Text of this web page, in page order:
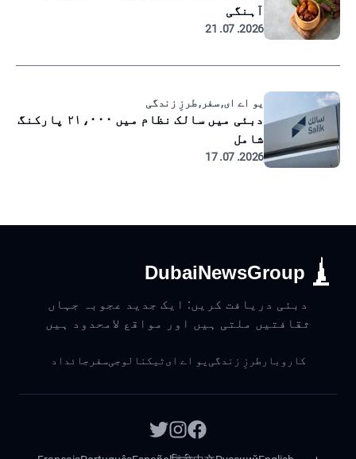
آہنگی
2026. 07. 21
یو اے ای, سفر, طرزِ زندگی
دبئی میں سالک نظام میں ۲۱،۰۰۰ پارکنگ
شامل
2026. 07. 17
DubaiNewsGroup
دبئی دریافت کریں: ایک جدید عجوبہ جہاں
ثقافتیں ملتی ہیں اور مواقع لامحدود ہیں
کاروبار طرزِ زندگی یو اے ایٹیکنالوجیسفر جائداد